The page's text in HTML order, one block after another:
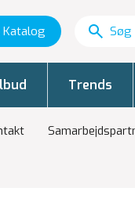
Katalog
Trends